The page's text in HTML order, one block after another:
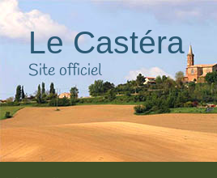
Le Castéra
Site officiel